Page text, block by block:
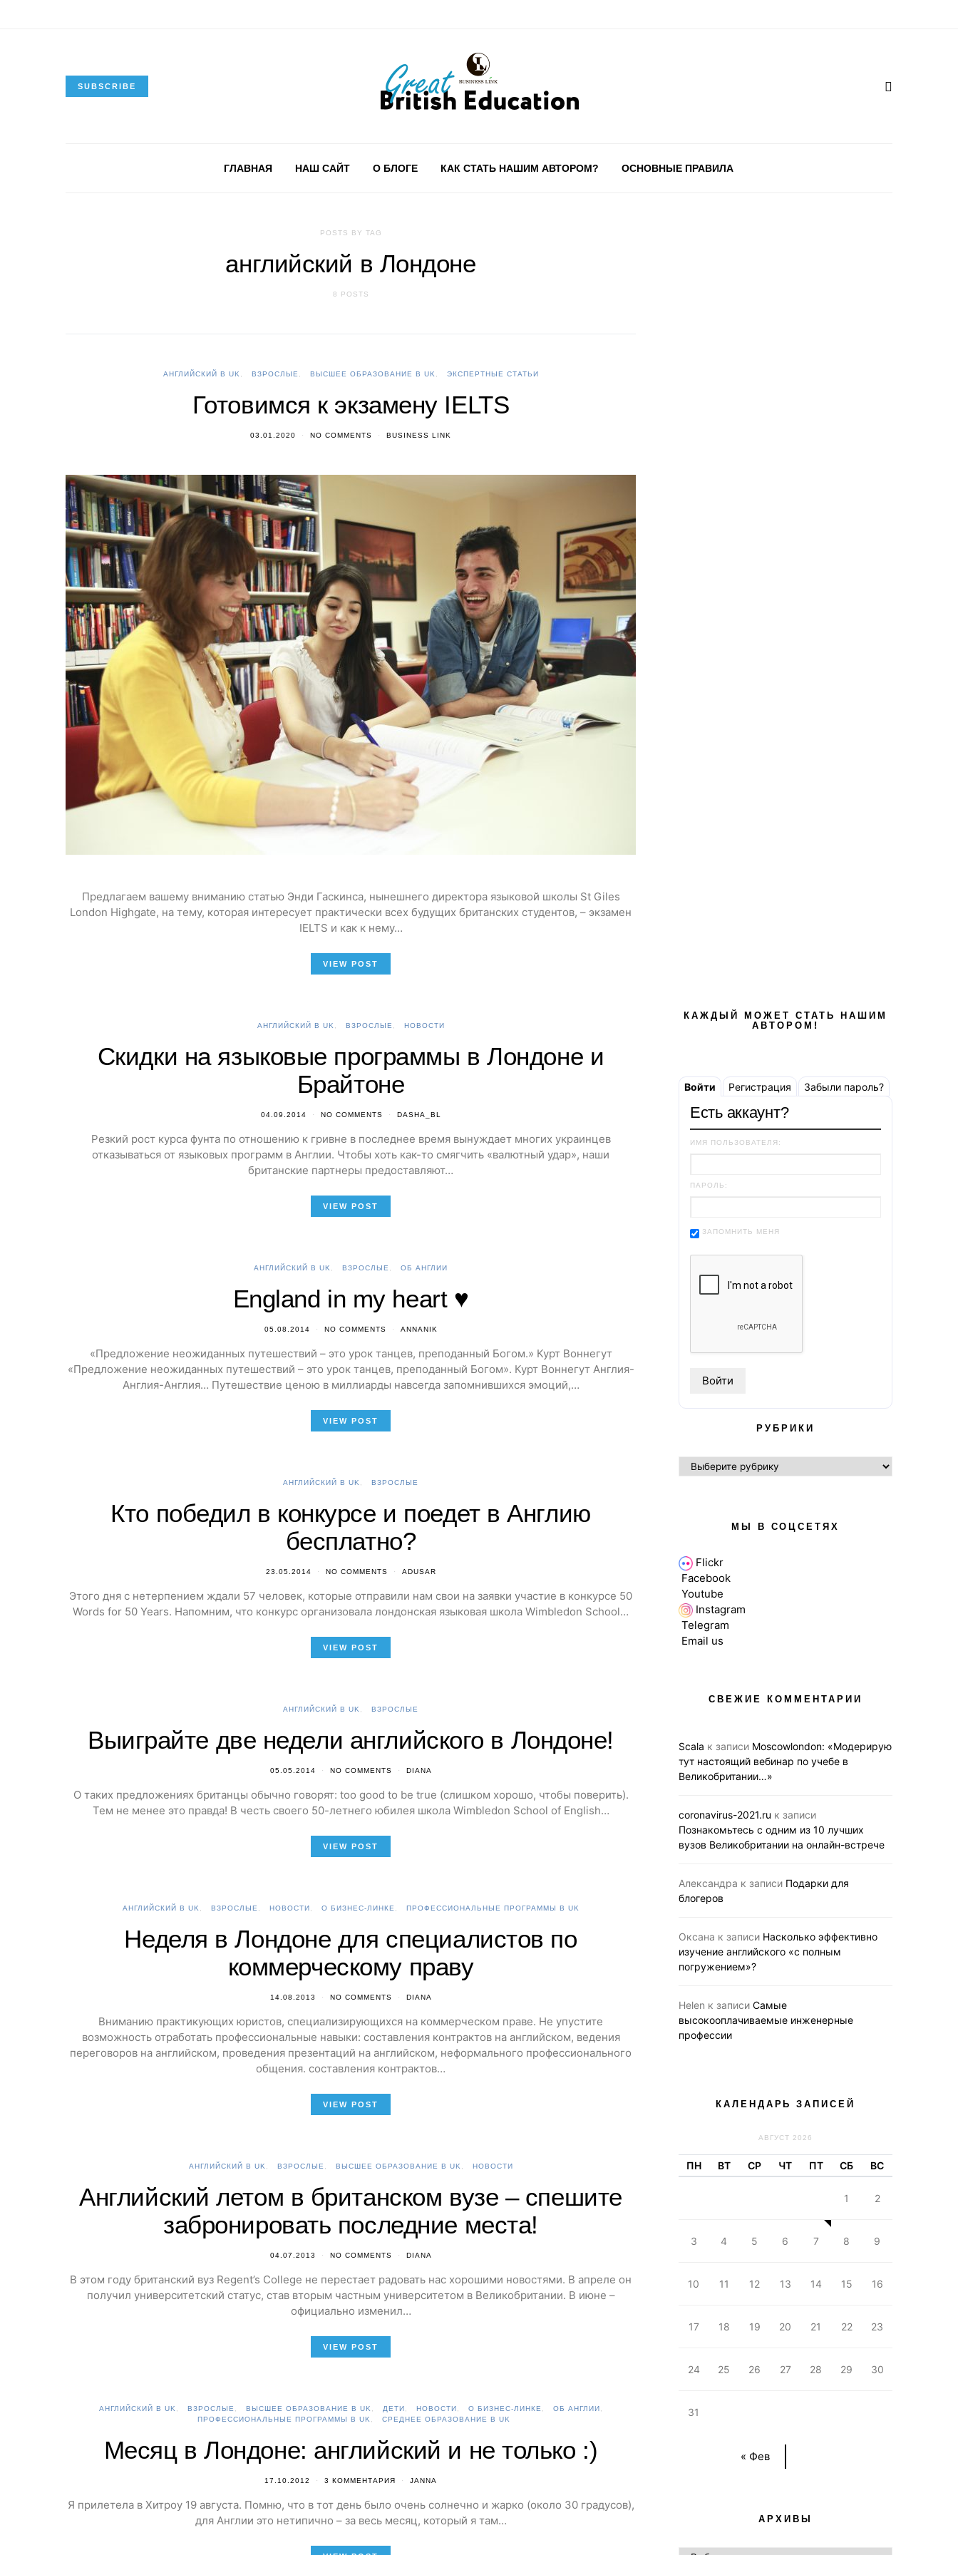
SUBSCRIBE
ГЛАВНАЯ НАШ САЙТ О БЛОГЕ КАК СТАТЬ НАШИМ АВТОРОМ? ОСНОВНЫЕ ПРАВИЛА
POSTS BY TAG
английский в Лондоне
8 POSTS
АНГЛИЙСКИЙ В UK ВЗРОСЛЫЕ ВЫСШЕЕ ОБРАЗОВАНИЕ В UK ЭКСПЕРТНЫЕ СТАТЬИ
Готовимся к экзамену IELTS
03.01.2020 NO COMMENTS BUSINESS LINK
Предлагаем вашему вниманию статью Энди Гаскинса, нынешнего директора языковой школы St Giles
London Highgate, на тему, которая интересует практически всех будущих британских студентов, – экзамен
IELTS и как к нему…
VIEW POST
АНГЛИЙСКИЙ В UK ВЗРОСЛЫЕ НОВОСТИ
Скидки на языковые программы в Лондоне и
Брайтоне
04.09.2014 NO COMMENTS DASHA_BL
Резкий рост курса фунта по отношению к гривне в последнее время вынуждает многих украинцев
отказываться от языковых программ в Англии. Чтобы хоть как-то смягчить «валютный удар», наши
британские партнеры предоставляют…
VIEW POST
АНГЛИЙСКИЙ В UK ВЗРОСЛЫЕ ОБ АНГЛИИ
England in my heart ♥
05.08.2014 NO COMMENTS ANNANIK
«Предложение неожиданных путешествий – это урок танцев, преподанный Богом.» Курт Воннегут
«Предложение неожиданных путешествий – это урок танцев, преподанный Богом». Курт Воннегут Англия-
Англия-Англия… Путешествие ценою в миллиарды навсегда запомнившихся эмоций,…
VIEW POST
АНГЛИЙСКИЙ В UK ВЗРОСЛЫЕ
Кто победил в конкурсе и поедет в Англию
бесплатно?
23.05.2014 NO COMMENTS ADUSAR
Этого дня с нетерпением ждали 57 человек, которые отправили нам свои на заявки участие в конкурсе 50
Words for 50 Years. Напомним, что конкурс организовала лондонская языковая школа Wimbledon School…
VIEW POST
АНГЛИЙСКИЙ В UK ВЗРОСЛЫЕ
Выиграйте две недели английского в Лондоне!
05.05.2014 NO COMMENTS DIANA
О таких предложениях британцы обычно говорят: too good to be true (слишком хорошо, чтобы поверить).
Тем не менее это правда! В честь своего 50-летнего юбилея школа Wimbledon School of English…
VIEW POST
АНГЛИЙСКИЙ В UK ВЗРОСЛЫЕ НОВОСТИ О БИЗНЕС-ЛИНКЕ ПРОФЕССИОНАЛЬНЫЕ ПРОГРАММЫ В UK
Неделя в Лондоне для специалистов по
коммерческому праву
14.08.2013 NO COMMENTS DIANA
Вниманию практикующих юристов, специализирующихся на коммерческом праве. Не упустите
возможность отработать профессиональные навыки: составления контрактов на английском, ведения
переговоров на английском, проведения презентаций на английском, неформального профессионального
общения. составления контрактов…
VIEW POST
АНГЛИЙСКИЙ В UK ВЗРОСЛЫЕ ВЫСШЕЕ ОБРАЗОВАНИЕ В UK НОВОСТИ
Английский летом в британском вузе – спешите
забронировать последние места!
04.07.2013 NO COMMENTS DIANA
В этом году британский вуз Regent’s College не перестает радовать нас хорошими новостями. В апреле он
получил университетский статус, став вторым частным университетом в Великобритании. В июне –
официально изменил…
VIEW POST
АНГЛИЙСКИЙ В UK ВЗРОСЛЫЕ ВЫСШЕЕ ОБРАЗОВАНИЕ В UK ДЕТИ НОВОСТИ О БИЗНЕС-ЛИНКЕ
ОБ АНГЛИИ
ПРОФЕССИОНАЛЬНЫЕ ПРОГРАММЫ В UK
СРЕДНЕЕ ОБРАЗОВАНИЕ В UK
Месяц в Лондоне: английский и не только :)
17.10.2012 3 КОММЕНТАРИЯ JANNA
Я прилетела в Хитроу 19 августа. Помню, что в тот день было очень солнечно и жарко (около 30 градусов),
для Англии это нетипично – за весь месяц, который я там…
КАЖДЫЙ МОЖЕТ СТАТЬ НАШИМ
АВТОРОМ!
Войти Регистрация Забыли пароль?
Есть аккаунт?
ИМЯ ПОЛЬЗОВАТЕЛЯ:
ПАРОЛЬ:
ЗАПОМНИТЬ МЕНЯ
РУБРИКИ
РУБРИКИ
МЫ В СОЦСЕТЯХ
Flickr
Facebook
Youtube
Instagram
Telegram
Email us
СВЕЖИЕ КОММЕНТАРИИ
Scala к записи Moscowlondon: «Модерирую
тут настоящий вебинар по учебе в
Великобритании…»
coronavirus-2021.ru к записи
Познакомьтесь с одним из 10 лучших
вузов Великобритании на онлайн-встрече
Александра к записи Подарки для
блогеров
Оксана к записи Насколько эффективно
изучение английского «с полным
погружением»?
Helen к записи Самые
высокооплачиваемые инженерные
профессии
КАЛЕНДАРЬ ЗАПИСЕЙ
АВГУСТ 2026
ПН ВТ СР ЧТ ПТ СБ ВС
« Фев
1 2
3 4 5 6 7 8 9
10 11 12 13 14 15 16
17 18 19 20 21 22 23
24 25 26 27 28 29 30
31
АРХИВЫ
АРХИВЫ